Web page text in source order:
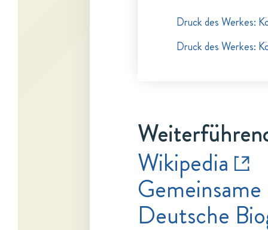
Druck des Werkes:
Druck des Werkes:
Wikipedia
Deutsche